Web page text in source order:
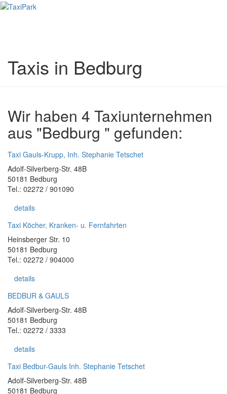
Taxis in Bedburg
Wir haben 4 Taxiunternehmen
aus "Bedburg " gefunden:
Taxi Gauls-Krupp, Inh. Stephanie Tetschet
Adolf-Silverberg-Str. 48B
50181 Bedburg
Tel.: 02272 / 901090
details
Taxi Köcher, Kranken- u. Fernfahrten
Heinsberger Str. 10
50181 Bedburg
Tel.: 02272 / 904000
details
BEDBUR & GAULS
Adolf-Silverberg-Str. 48B
50181 Bedburg
Tel.: 02272 / 3333
details
Taxi Bedbur-Gauls Inh. Stephanie Tetschet
Adolf-Silverberg-Str. 48B
50181 Bedburg